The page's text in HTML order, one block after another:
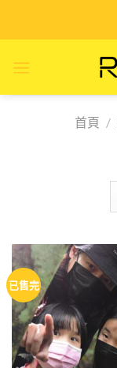
首頁 /
已售完